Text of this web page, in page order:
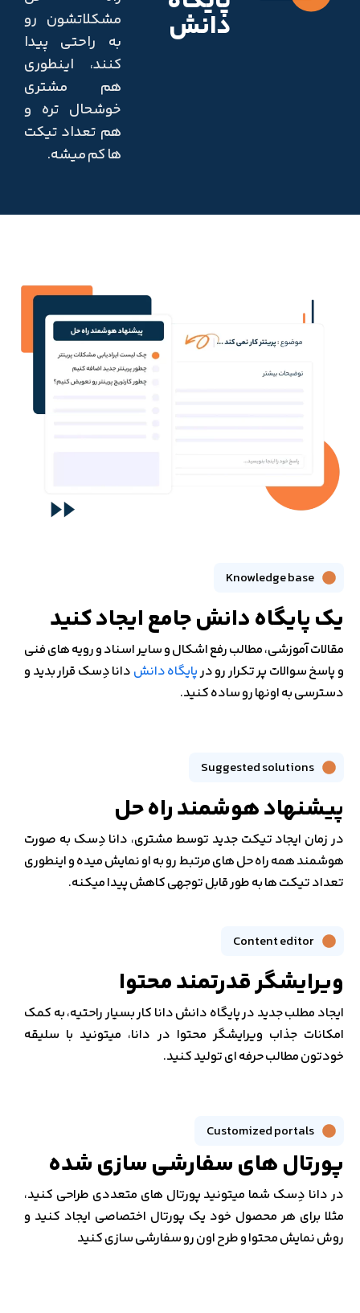
دانش
مشکلاتشون رو
به راحتی پیدا
کنند، اینطوری
هم مشتری
خوشحال تره و
هم تعداد تیکت
ها کم میشه.
Knowledge base
یک پایگاه دانش جامع ایجاد کنید
مقالات آموزشی، مطالب رفع اشکال و سایر اسناد و رویه های فنی
و پاسخ سوالات پر تکرار رو درپایگاه دانش دانا دِسک قرار بدید و
دسترسی به اونها رو ساده کنید.
Suggested solutions
پیشنهاد هوشمند راه حل
در زمان ایجاد تیکت جدید توسط مشتری، دانا دِسک به صورت
هوشمند همه راه حل های مرتبط رو به او نمایش میده و اینطوری
تعداد تیکت ها به طور قابل توجهی کاهش پیدا میکنه.
Content editor
ویرایشگر قدرتمند محتوا
ایجاد مطلب جدید در پایگاه دانش دانا کار بسیار راحتیه، به کمک
امکانات جذاب ویرایشگر محتوا در دانا، میتونید با سلیقه
خودتون مطالب حرفه ای تولید کنید.
Customized portals
پورتال های سفارشی سازی شده
در دانا دِسک شما میتونید پورتال های متعددی طراحی کنید،
مثلا برای هر محصول خود یک پورتال اختصاصی ایجاد کنید و
روش نمایش محتوا و طرح اون رو سفارشی سازی کنید